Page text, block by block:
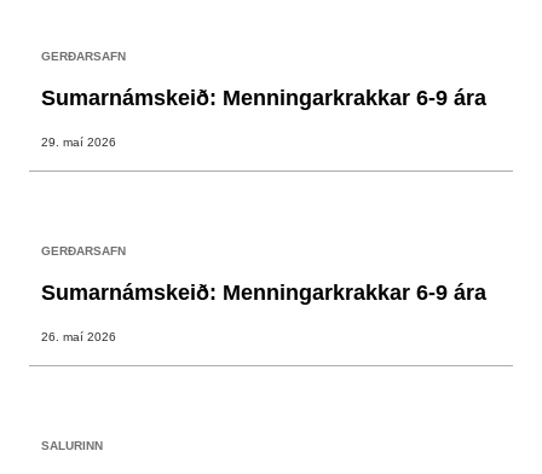
GERÐARSAFN
Sumarnámskeið: Menningarkrakkar 6-9 ára
29. maí 2026
GERÐARSAFN
Sumarnámskeið: Menningarkrakkar 6-9 ára
26. maí 2026
SALURINN